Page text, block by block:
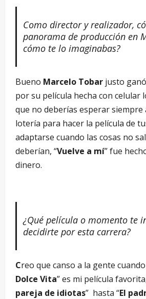
Como director y realizador,
panorama de producción en
cómo te lo imaginabas?
Bueno Marcelo Tobar justo
por su película hecha con celular
que no deberías esperar siempre
lotería para hacer la película de
adaptarse cuando las cosas no
deberían, “Vuelve a mí” fue
dinero.
¿Qué película o momento te
decidirte por esta carrera?
Creo que canso a la gente
Dolce Vita” es mi película
pareja de idiotas” hasta “El